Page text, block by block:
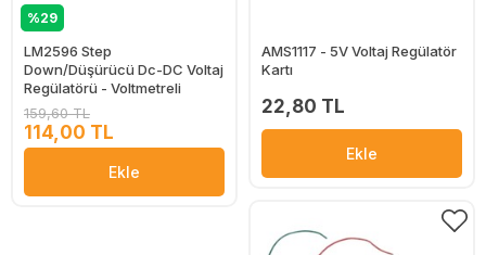
%29
LM2596 Step
Down/Düşürücü Dc-DC Voltaj
Regülatörü - Voltmetreli
159,60 TL
114,00 TL
Ekle
AMS1117 - 5V Voltaj Regülatör
Kartı
22,80 TL
Ekle